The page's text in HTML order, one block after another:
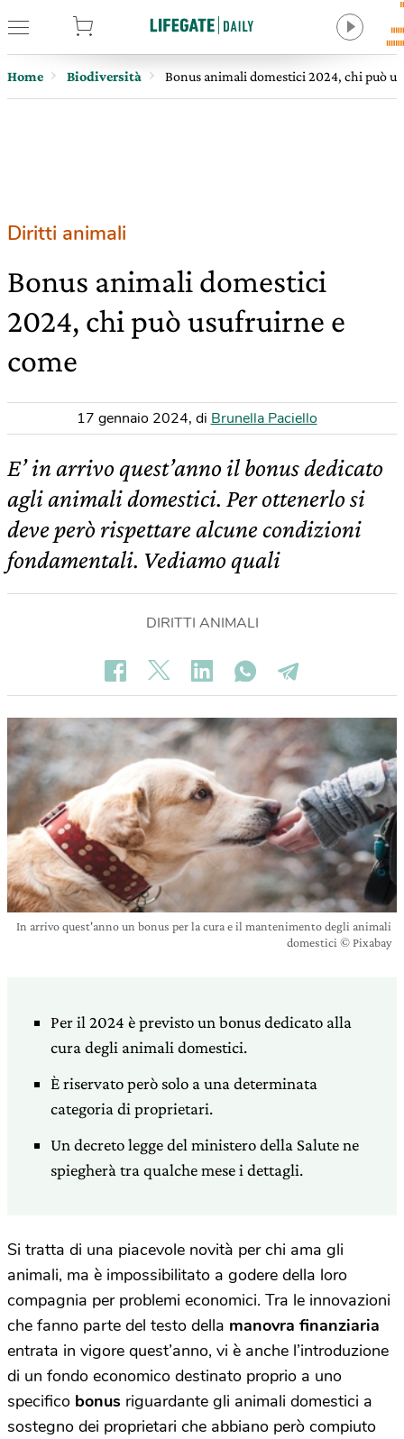
Home Biodiversità Bonus animali domestici 2024, chi può
Diritti animali
Bonus animali domestici
2024, chi può usufruirne e
come
17 gennaio 2024, di Brunella Paciello
E’ in arrivo quest’anno il bonus dedicato
agli animali domestici. Per ottenerlo si
deve però rispettare alcune condizioni
fondamentali. Vediamo quali
DIRITTI ANIMALI
In arrivo quest'anno un bonus per la cura e il mantenimento degli animali
domestici © Pixabay
Per il 2024 è previsto un bonus dedicato alla
cura degli animali domestici.
È riservato però solo a una determinata
categoria di proprietari.
Un decreto legge del ministero della Salute ne
spiegherà tra qualche mese i dettagli.
Si tratta di una piacevole novità per chi ama gli
animali, ma è impossibilitato a godere della loro
compagnia per problemi economici. Tra le innovazioni
che fanno parte del testo della manovra finanziaria
entrata in vigore quest’anno, vi è anche l’introduzione
di un fondo economico destinato proprio a uno
specifico bonus riguardante gli animali domestici a
sostegno dei proprietari che abbiano però compiuto